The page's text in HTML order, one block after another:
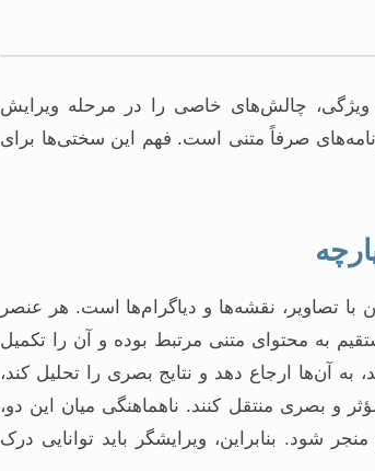
ویژگی، چالش‌های خاصی را در مرحله ویرایش
صرفاً متنی است. فهم این سختی‌ها برای
با تصاویر، نقشه‌ها و دیاگرام‌ها است. هر عنصر
به محتوای متنی مرتبط بوده و آن را تکمیل
به آن‌ها ارجاع دهد و نتایج بصری را تحلیل کند،
و بصری منتقل کنند. ناهماهنگی میان این دو،
شود. بنابراین، ویرایشگر باید توانایی درک